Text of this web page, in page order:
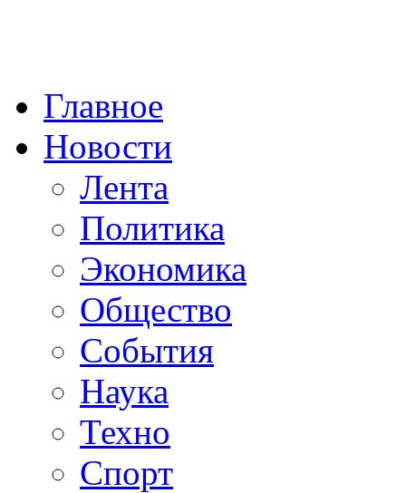
Главное
Новости
Лента
Политика
Экономика
Общество
События
Наука
Техно
Спорт